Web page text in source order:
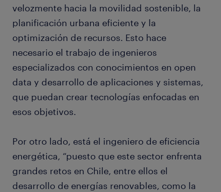
velozmente hacia la movilidad sostenible, la
planificación urbana eficiente y la
optimización de recursos. Esto hace
necesario el trabajo de ingenieros
especializados con conocimientos en open
data y desarrollo de aplicaciones y sistemas,
que puedan crear tecnologías enfocadas en
esos objetivos.
Por otro lado, está el ingeniero de eficiencia
energética, “puesto que este sector enfrenta
grandes retos en Chile, entre ellos el
desarrollo de energías renovables, como la